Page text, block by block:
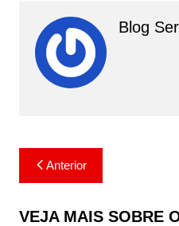
Blog
Navegação
de
Post
Anterior
VEJA MAIS SOBRE